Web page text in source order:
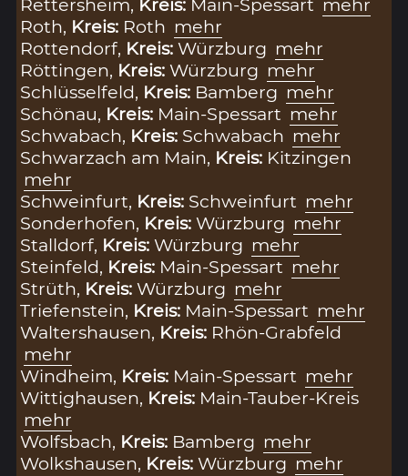
Rettersheim, Kreis: Main-Spessart mehr
Roth, Kreis: Roth mehr
Rottendorf, Kreis:Würzburg mehr
Röttingen, Kreis:Würzburg mehr
Schlüsselfeld, Kreis: Bamberg mehr
Schönau, Kreis: Main-Spessart mehr
Schwabach, Kreis: Schwabach mehr
Schwarzach am Main, Kreis: Kitzingen
mehr
Schweinfurt, Kreis: Schweinfurt mehr
Sonderhofen, Kreis:Würzburg mehr
Stalldorf, Kreis:Würzburg mehr
Steinfeld, Kreis: Main-Spessart mehr
Strüth, Kreis:Würzburg mehr
Triefenstein, Kreis: Main-Spessart mehr
Waltershausen, Kreis: Rhön-Grabfeld
mehr
Windheim, Kreis: Main-Spessart mehr
Wittighausen, Kreis: Main-Tauber-Kreis
mehr
Wolfsbach, Kreis: Bamberg mehr
Wolkshausen, Kreis:Würzburg mehr